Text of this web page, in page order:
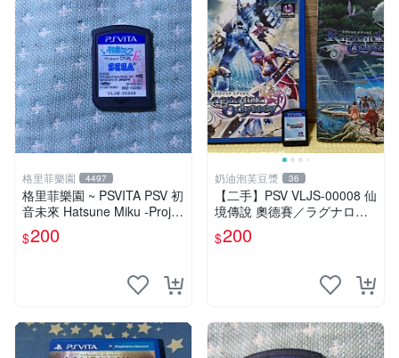
格里菲樂園 4497
格里菲樂園 ~ PSVITA PSV 初
音未來 Hatsune Miku -Projec
t DIVA-F 2nd 日版
$200
奶油泡芙豆漿 36
【二手】PSV VLJS-00008 仙
境傳說 奧德賽／ラグナロク
オデッセイ／Ragnarok Ody
ssey
$200